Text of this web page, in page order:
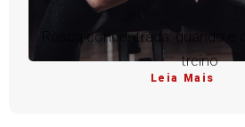
Rosca concentrada: quando e
treino
Leia Mais